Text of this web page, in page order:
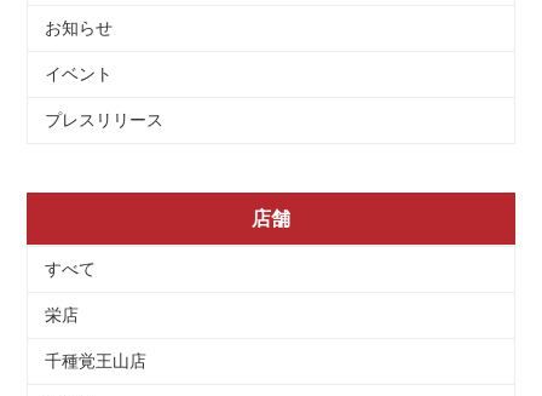
お知らせ
イベント
プレスリリース
店舗
すべて
栄店
千種覚王山店